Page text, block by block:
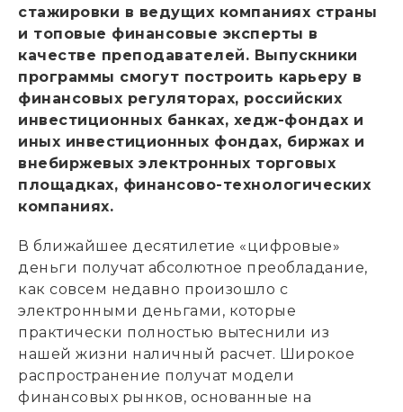
стажировки в ведущих компаниях страны
и топовые финансовые эксперты в
качестве преподавателей. Выпускники
программы смогут построить карьеру в
финансовых регуляторах, российских
инвестиционных банках, хедж-фондах и
иных инвестиционных фондах, биржах и
внебиржевых электронных торговых
площадках, финансово-технологических
компаниях.
В ближайшее десятилетие «цифровые»
деньги получат абсолютное преобладание,
как совсем недавно произошло с
электронными деньгами, которые
практически полностью вытеснили из
нашей жизни наличный расчет. Широкое
распространение получат модели
финансовых рынков, основанные на